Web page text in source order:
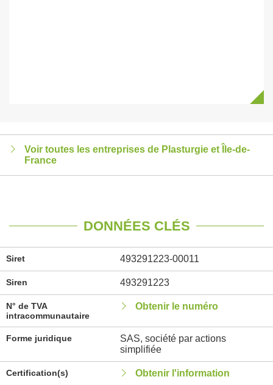
Voir toutes les entreprises de Plasturgie et Île-de-
France
DONNÉES CLÉS
Siret 493291223-00011
Siren 493291223
N° de TVA
intracommunautaire
Obtenir le numéro
Forme juridique
SAS, société par actions
simplifiée
Certification(s) Obtenir l'information